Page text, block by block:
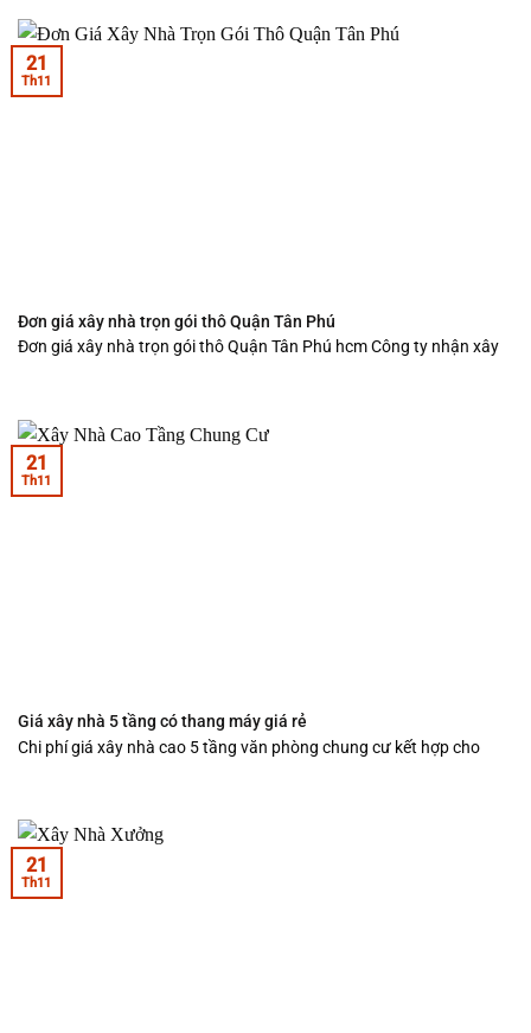
Đơn giá xây nhà trọn gói thô Quận Tân Phú
Đơn giá xây nhà trọn gói thô Quận Tân Phú hcm Công ty nhận xây
21
Th11
Giá xây nhà 5 tầng có thang máy giá rẻ
Chi phí giá xây nhà cao 5 tầng văn phòng chung cư kết hợp cho
21
Th11
21
Th11